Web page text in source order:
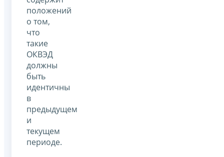
положений
о том,
что
такие
ОКВЭД
должны
быть
идентичны
в
предыдущем
и
текущем
периоде.